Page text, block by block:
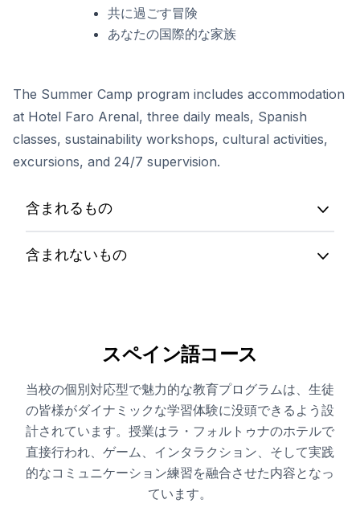
共に過ごす冒険
あなたの国際的な家族
The Summer Camp program includes accommodation
at Hotel Faro Arenal, three daily meals, Spanish
classes, sustainability workshops, cultural activities,
excursions, and 24/7 supervision.
含まれるもの
含まれないもの
スペイン語コース
当校の個別対応型で魅力的な教育プログラムは、生徒
の皆様がダイナミックな学習体験に没頭できるよう設
計されています。授業はラ・フォルトゥナのホテルで
直接行われ、ゲーム、インタラクション、そして実践
的なコミュニケーション練習を融合させた内容となっ
ています。